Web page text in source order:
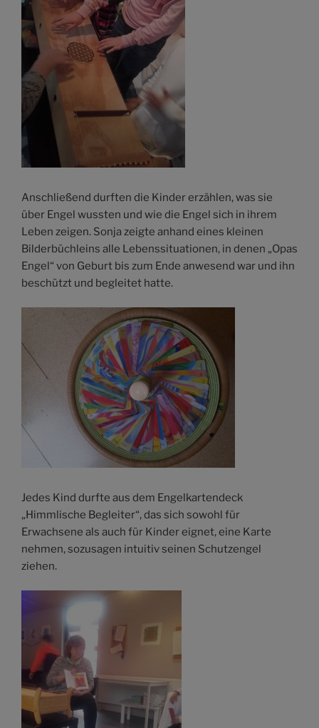
Anschließend durften die Kinder erzählen, was sie
über Engel wussten und wie die Engel sich in ihrem
Leben zeigen. Sonja zeigte anhand eines kleinen
Bilderbüchleins alle Lebenssituationen, in denen „Opas
Engel“ von Geburt bis zum Ende anwesend war und ihn
beschützt und begleitet hatte.
Jedes Kind durfte aus dem Engelkartendeck
„Himmlische Begleiter“, das sich sowohl für
Erwachsene als auch für Kinder eignet, eine Karte
nehmen, sozusagen intuitiv seinen Schutzengel
ziehen.